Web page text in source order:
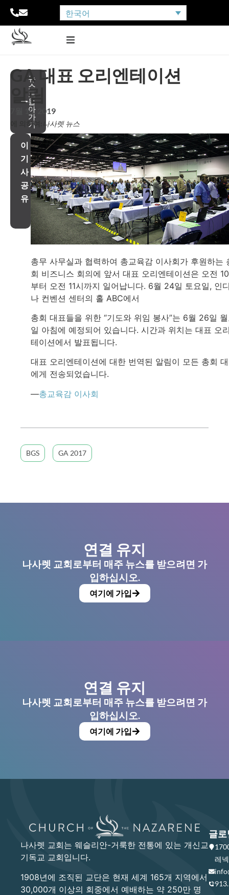
한국어
뉴
스
로
돌
아
가
기
GA 대표 오리엔테이션
알림
7월 10, 2019
에 의하여: 나사렛 뉴스
이
기
사
공
유
총무 사무실과 협력하여 총교육감 이사회가 후원하는
회 비즈니스 회의에 앞서 대표 오리엔테이션은 오전
부터 오전 11시까지 일어납니다. 6월 24일 토요일, 인
나 컨벤션 센터의 홀 ABC에서
총회 대표들을 위한 “기도와 위임 봉사”는 6월 26일
일 아침에 예정되어 있습니다. 시간과 위치는 대표 오
테이션에서 발표됩니다.
대표 오리엔테이션에 대한 번역된 알림이 모든 총회
에게 전송되었습니다.
—총교육감 이사회
BGS GA 2017
연결 유지
나사렛 교회로부터 매주 뉴스를 받으려면 가
입하십시오.
여기에 가입
연결 유지
나사렛 교회로부터 매주 뉴스를 받으려면 가
입하십시오.
여기에 가입
나사렛 교회는 웨슬리안-거룩한 전통에 있는 개신교
기독교 교회입니다.
1908년에 조직된 교단은 현재 세계 165개 지역에서
30,000개 이상의 회중에서 예배하는 약 250만 명
글로
레